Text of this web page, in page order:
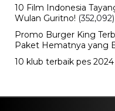
Cara Ikut Upacara
Istana 17 Agustus 2026,
Link Pendaftaran
Kamis, 6 Agu 2026 - 15:19 WIB
Keuangan
Terbaru